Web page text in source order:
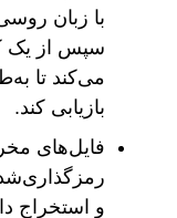
با زبان
سپس از یک
بازیابی کند.
فایل‌های
و استخراج